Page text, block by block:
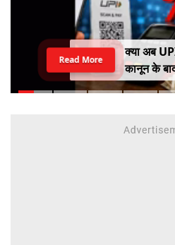
क्या अब
कानून के
किसे नहीं
Read More